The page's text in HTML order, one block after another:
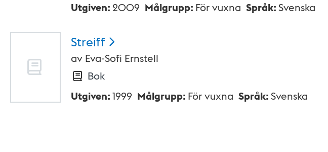
Utgiven: 2009 Målgrupp: För vuxna Språk:Svenska
Streiff
av Eva-Sofi Ernstell
Bok
Utgiven:1999 Målgrupp: För vuxna Språk:Svenska